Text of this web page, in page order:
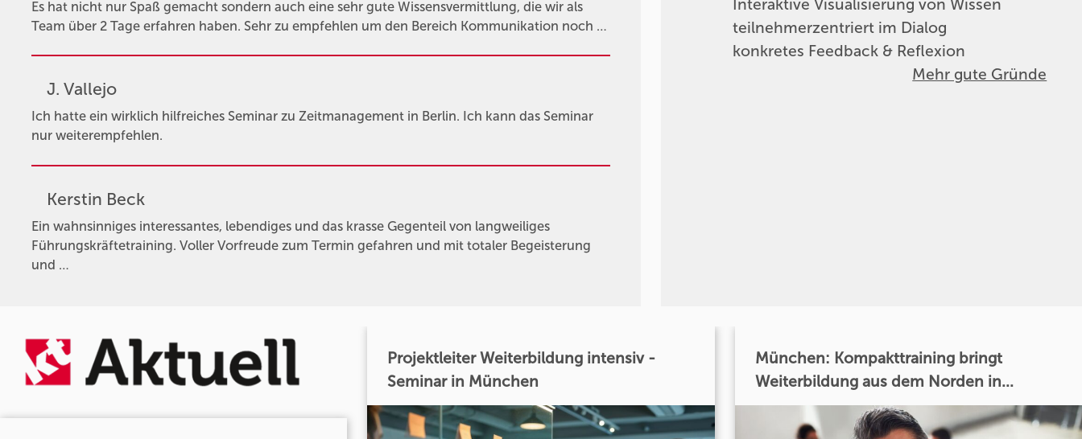
Es hat nicht nur Spaß gemacht sondern auch eine sehr gute Wissensvermittlung, die wir als
Team über 2 Tage erfahren haben. Sehr zu empfehlen um den Bereich Kommunikation noch …
J. Vallejo
Ich hatte ein wirklich hilfreiches Seminar zu Zeitmanagement in Berlin. Ich kann das Seminar
nur weiterempfehlen.
Kerstin Beck
Ein wahnsinniges interessantes, lebendiges und das krasse Gegenteil von langweiliges
Führungskräftetraining. Voller Vorfreude zum Termin gefahren und mit totaler Begeisterung
und …
Interaktive Visualisierung von Wissen
teilnehmerzentriert im Dialog
konkretes Feedback & Reflexion
Mehr gute Gründe
Projektleiter Weiterbildung intensiv -
Seminar in München
München: Kompakttraining bringt
Weiterbildung aus dem Norden in...